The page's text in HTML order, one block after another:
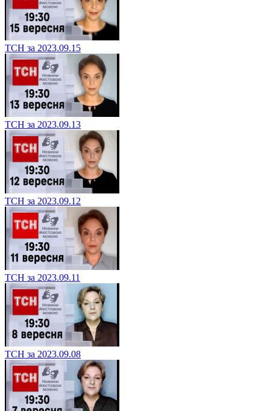
ТСН за 2023.09.15
ТСН за 2023.09.13
ТСН за 2023.09.12
ТСН за 2023.09.11
ТСН за 2023.09.08